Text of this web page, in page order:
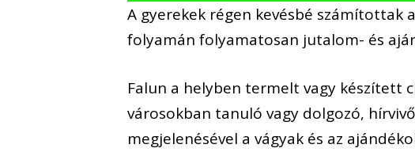
A gyerekek régen kevésbé számítottak
folyamán folyamatosan jutalom- és
Falun a helyben termelt vagy készített
városokban tanuló vagy dolgozó,
megjelenésével a vágyak és az